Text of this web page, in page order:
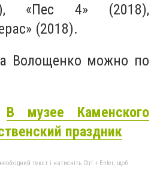
«Пес 4» (2018),
(2018).
Волощенко можно по
В музее Каменского
праздник
текст і натисніть Ctrl + Enter, щоб